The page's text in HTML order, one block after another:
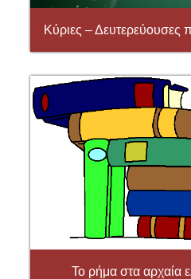
Κύριες – Δευτερεύουσες
Το ρήμα στα αρχαία